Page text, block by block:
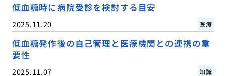
低血糖時に病院受診を検討する目安
2025.11.20 医療
低血糖発作後の自己管理と医療機関との連携の重
要性
2025.11.07 知識